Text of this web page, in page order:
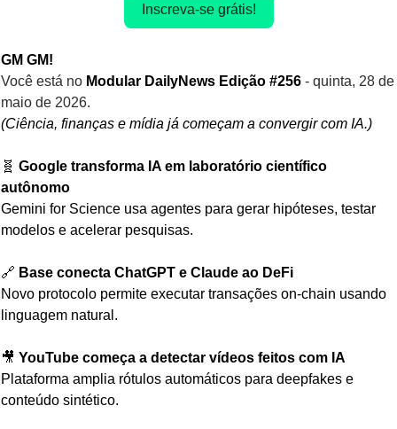
Inscreva-se grátis!
GM GM!
Você está no Modular DailyNews Edição #256 - quinta, 28 de
maio de 2026.
(Ciência, finanças e mídia já começam a convergir com IA.)
🧬 Google transforma IA em laboratório científico
autônomo
Gemini for Science usa agentes para gerar hipóteses, testar
modelos e acelerar pesquisas.
🔗 Base conecta ChatGPT e Claude ao DeFi
Novo protocolo permite executar transações on-chain usando
linguagem natural.
🎥 YouTube começa a detectar vídeos feitos com IA
Plataforma amplia rótulos automáticos para deepfakes e
conteúdo sintético.